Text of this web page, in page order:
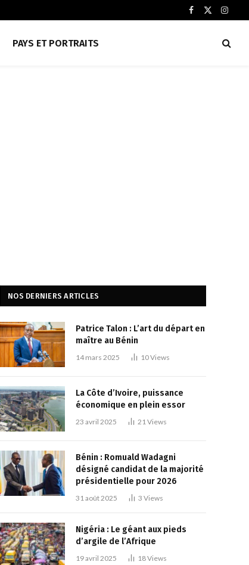
Facebook
X
PAYS ET PORTRAITS
NOS DERNIERS ARTICLES
Patrice Talon : L’art du départ en
maître au Bénin
14 mars 2025 10Views
La Côte d’Ivoire, puissance
économique en plein essor
23 avril 2025 21Views
Bénin : Romuald Wadagni
désigné candidat de la majorité
présidentielle pour 2026
31 août 2025 3 Views
Nigéria : Le géant aux pieds
d’argile de l’Afrique
19 avril 2025 18Views